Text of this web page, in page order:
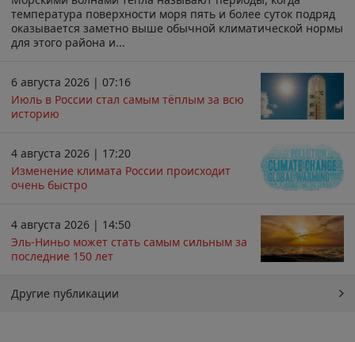
температура поверхности моря пять и более суток подряд
оказывается заметно выше обычной климатической нормы
для этого района и...
6 августа 2026 | 07:16
Июль в России стал самым тёплым за всю
историю
4 августа 2026 | 17:20
Изменение климата России происходит
очень быстро
4 августа 2026 | 14:50
Эль-Ниньо может стать самым сильным за
последние 150 лет
Другие публикации